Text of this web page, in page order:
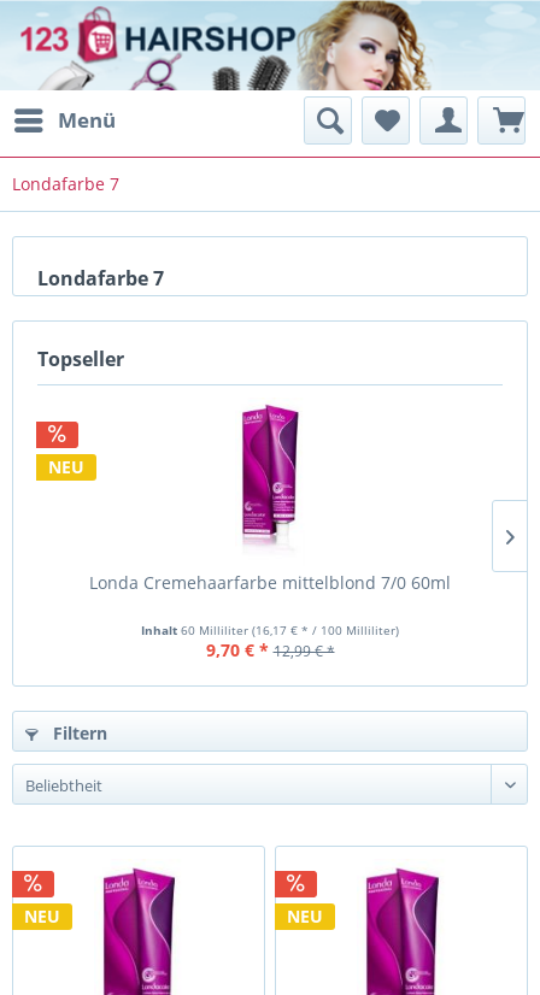
Menü
Londafarbe 7
Londafarbe 7
Topseller
NEU
Londa Cremehaarfarbe mittelblond 7/0 60ml
Inhalt 60 Milliliter (16,17 € * / 100 Milliliter)
9,70 € * 12,99 € *
Filtern
NEU NEU